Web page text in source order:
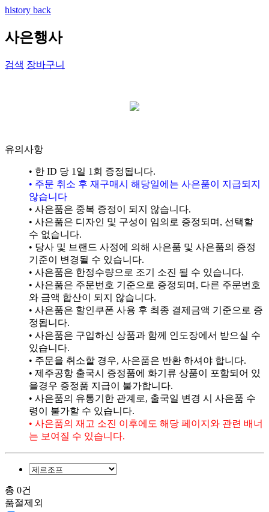
history back
사은행사
검색 장바구니
유의사항
• 한 ID 당 1일 1회 증정됩니다.
• 주문 취소 후 재구매시 해당일에는 사은품이 지급되지
않습니다
• 사은품은 중복 증정이 되지 않습니다.
• 사은품은 디자인 및 구성이 임의로 증정되며, 선택할
수 없습니다.
• 당사 및 브랜드 사정에 의해 사은품 및 사은품의 증정
기준이 변경될 수 있습니다.
• 사은품은 한정수량으로 조기 소진 될 수 있습니다.
• 사은품은 주문번호 기준으로 증정되며, 다른 주문번호
와 금액 합산이 되지 않습니다.
• 사은품은 할인쿠폰 사용 후 최종 결제금액 기준으로 증
정됩니다.
• 사은품은 구입하신 상품과 함께 인도장에서 받으실 수
있습니다.
• 주문을 취소할 경우, 사은품은 반환 하셔야 합니다.
• 제주공항 출국시 증정품에 화기류 상품이 포함되어 있
을경우 증정품 지급이 불가합니다.
• 사은품의 유통기한 관계로, 출국일 변경 시 사은품 수
령이 불가할 수 있습니다.
• 사은품의 재고 소진 이후에도 해당 페이지와 관련 배너
는 보여질 수 있습니다.
총 0건
품절제외